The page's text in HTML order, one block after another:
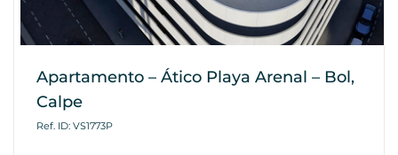
Apartamento – Ático Playa Arenal – Bol,
Calpe
Ref. ID: VS1773P